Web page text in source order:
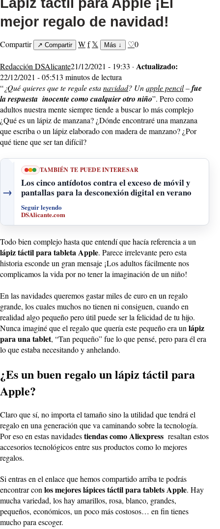
mejor regalo de navidad!
Compartir ↗ Compartir Wf 𝕏 Más ↓ ♡0
Redacción DSAlicante21/12/2021 - 19:33 · Actualizado:
22/12/2021 - 05:513 minutos de lectura
“¿Qué quieres que te regale estanavidad? Unapple pencil–fue
la respuesta inocente como cualquier otro niño”. Pero como
adultos nuestra mente siempre tiende a buscar lo más complejo
¿Qué es un lápiz de manzana? ¿Dónde encontraré una manzana
que escriba o un lápiz elaborado con madera de manzano? ¿Por
qué tiene que ser tan difícil?
→
TAMBIÉN TE PUEDE INTERESAR
Los cinco antídotos contra el exceso de móvil y
pantallas para la desconexión digital en verano
Seguir leyendo
DSAlicante.com
Todo bien complejo hasta que entendí que hacía referencia a un
lápiz táctil para tableta Apple. Parece irrelevante pero esta
historia esconde un gran mensaje ¡Los adultos fácilmente nos
complicamos la vida por no tener la imaginación de un niño!
En las navidades queremos gastar miles de euro en un regalo
grande, los cuales muchos no tienen ni consiguen, cuando en
realidad algo pequeño pero útil puede ser la felicidad de tu hijo.
Nunca imaginé que el regalo que quería este pequeño era un lápiz
para una tablet, “Tan pequeño” fue lo que pensé, pero para él era
lo que estaba necesitando y anhelando.
¿Es un buen regalo un lápiz táctil para
Apple?
Claro que sí, no importa el tamaño sino la utilidad que tendrá el
regalo en una generación que va caminando sobre la tecnología.
Por eso en estas navidadestiendas como Aliexpress resaltan estos
accesorios tecnológicos entre sus productos como lo mejores
regalos.
Si entras en el enlace que hemos compartido arriba te podrás
encontrar con los mejores lápices táctil para tablets Apple. Hay
mucha variedad, los hay amarillos, rosa, blanco, grandes,
pequeños, económicos, un poco más costosos… en fin tienes
mucho para escoger.